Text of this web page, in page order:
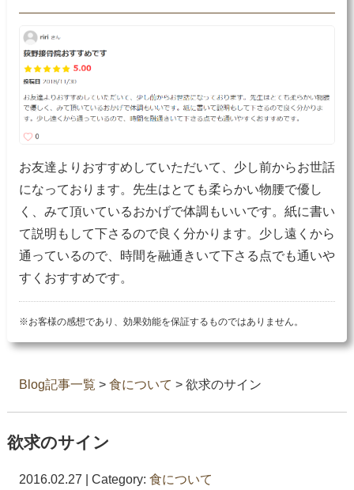
お友達よりおすすめしていただいて、少し前からお世話
になっております。先生はとても柔らかい物腰で優し
く、みて頂いているおかげで体調もいいです。紙に書い
て説明もして下さるので良く分かります。少し遠くから
通っているので、時間を融通きいて下さる点でも通いや
すくおすすめです。
※お客様の感想であり、効果効能を保証するものではありません。
Blog記事一覧 > 食について > 欲求のサイン
欲求のサイン
2016.02.27 | Category: 食について